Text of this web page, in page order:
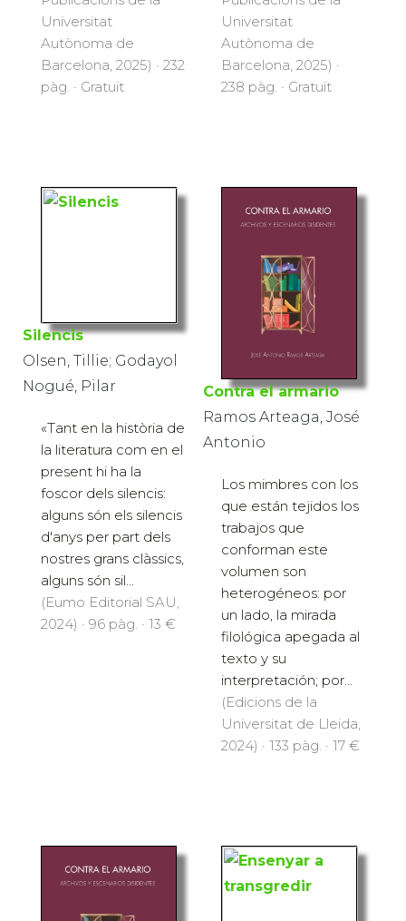
Universitat
Autònoma de
Barcelona, 2025) · 232
pàg. · Gratuït
Universitat
Autònoma de
Barcelona, 2025) ·
238 pàg. · Gratuït
Silencis
Olsen, Tillie; Godayol
Nogué, Pilar
«Tant en la història de
la literatura com en el
present hi ha la
foscor dels silencis:
alguns són els silencis
d'anys per part dels
nostres grans clàssics,
alguns són sil...
(Eumo Editorial SAU,
2024) · 96 pàg. · 13 €
Contra el armario
Ramos Arteaga, José
Antonio
Los mimbres con los
que están tejidos los
trabajos que
conforman este
volumen son
heterogéneos: por
un lado, la mirada
filológica apegada al
texto y su
interpretación; por...
(Edicions de la
Universitat de Lleida,
2024) · 133 pàg. · 17 €